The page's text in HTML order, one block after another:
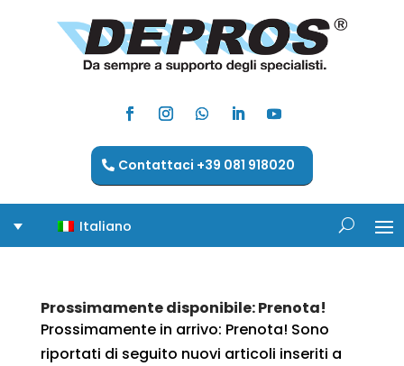
Contattaci +39 081 918020
Italiano
Prossimamente disponibile: Prenota!
Prossimamente in arrivo: Prenota! Sono
riportati di seguito nuovi articoli inseriti a